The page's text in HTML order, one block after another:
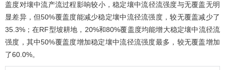
盖度对壤中流产流过程影响较小，稳定壤中流径流强度与无覆盖无明
显差异，但50%覆盖度能减少稳定壤中流径流强度，较无覆盖减少了
35.3%；在RF型坡耕地，20%和80%覆盖度均能增大稳定壤中流径流
强度，其中50%覆盖度增加稳定壤中流径流强度最多，较无覆盖增加
了60.0%。